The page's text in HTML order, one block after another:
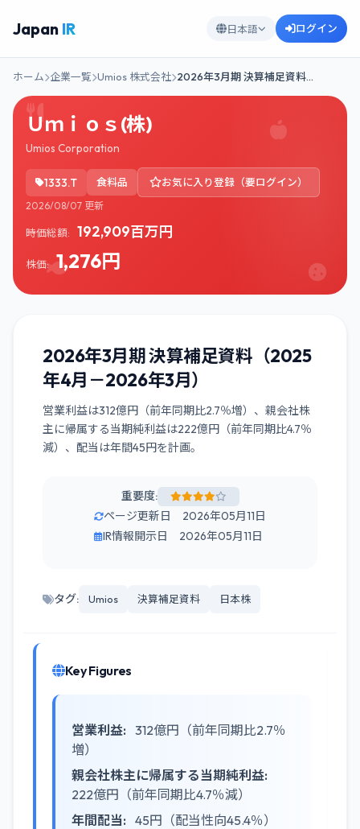
Japan IR 日本語 ログイン
ホーム 企業一覧 Umios 株式会社 2026年3月期 決算補足資料…
Ｕｍｉｏｓ(株)
Umios Corporation
1333.T 食料品 お気に入り登録（要ログイン）
2026/08/07 更新
時価総額: 192,909百万円
株価: 1,276円
2026年3月期 決算補足資料（2025
年4月－2026年3月）
営業利益は312億円（前年同期比2.7％増）、親会社株
主に帰属する当期純利益は222億円（前年同期比4.7％
減）、配当は年間45円を計画。
重要度:
ページ更新日 2026年05月11日
IR情報開示日 2026年05月11日
タグ: Umios 決算補足資料 日本株
Key Figures
営業利益: 312億円（前年同期比2.7％
増）
親会社株主に帰属する当期純利益:
222億円（前年同期比4.7％減）
年間配当: 45円（配当性向45.4％）